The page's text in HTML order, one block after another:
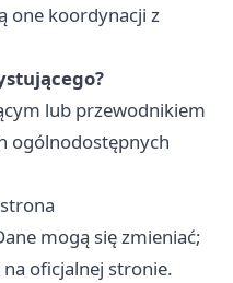
one koordynacji z
lub przewodnikiem
ogólnodostępnych
mogą się zmieniać;
oficjalnej stronie.